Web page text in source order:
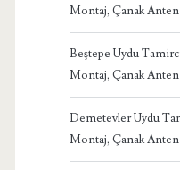
Montaj, Çanak
Beştepe Uydu
Montaj, Çanak
Demetevler Uydu
Montaj, Çanak